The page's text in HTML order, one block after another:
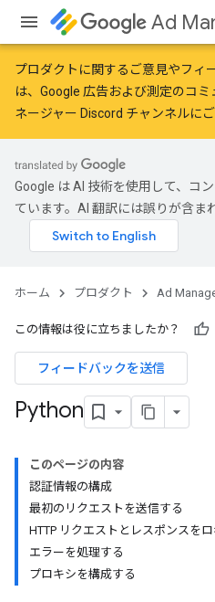
Ad
プロダクトに関するご意見やフィ
は、 Google 広告および測定のコミ
ネージャー Discord チャンネルに
Google は AI 技術を使用して、コ
ています。AI 翻訳には誤りが含ま
ホーム プロダクト Ad
この情報は役に立ちましたか？
フィードバックを送信
Python
このページの内容
認証情報の構成
最初のリクエストを送信する
HTTP リクエストとレスポンスを
エラーを処理する
プロキシを構成する